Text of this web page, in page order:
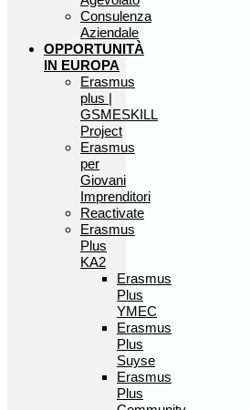
Consulenza
Aziendale
OPPORTUNITÀ
IN EUROPA
Erasmus
plus |
GSMESKILL
Project
Erasmus
per
Giovani
Imprenditori
Reactivate
Erasmus
Plus
KA2
Erasmus
Plus
YMEC
Erasmus
Plus
Suyse
Erasmus
Plus